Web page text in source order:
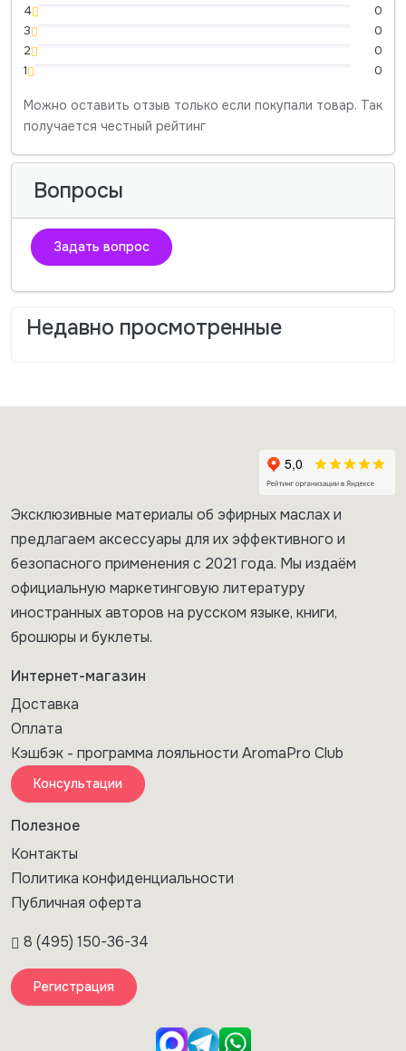
4
0
3
0
2
0
1
0
Можно оставить отзыв только если покупали товар. Так
получается честный рейтинг
Вопросы
Задать вопрос
Недавно просмотренные
Эксклюзивные материалы об эфирных маслах и
предлагаем аксессуары для их эффективного и
безопасного применения с 2021 года. Мы издаём
официальную маркетинговую литературу
иностранных авторов на русском языке, книги,
брошюры и буклеты.
Интернет-магазин
Доставка
Оплата
Кэшбэк - программа лояльности AromaPro Club
Консультации
Полезное
Контакты
Политика конфиденциальности
Публичная оферта
8 (495) 150-36-34
Регистрация